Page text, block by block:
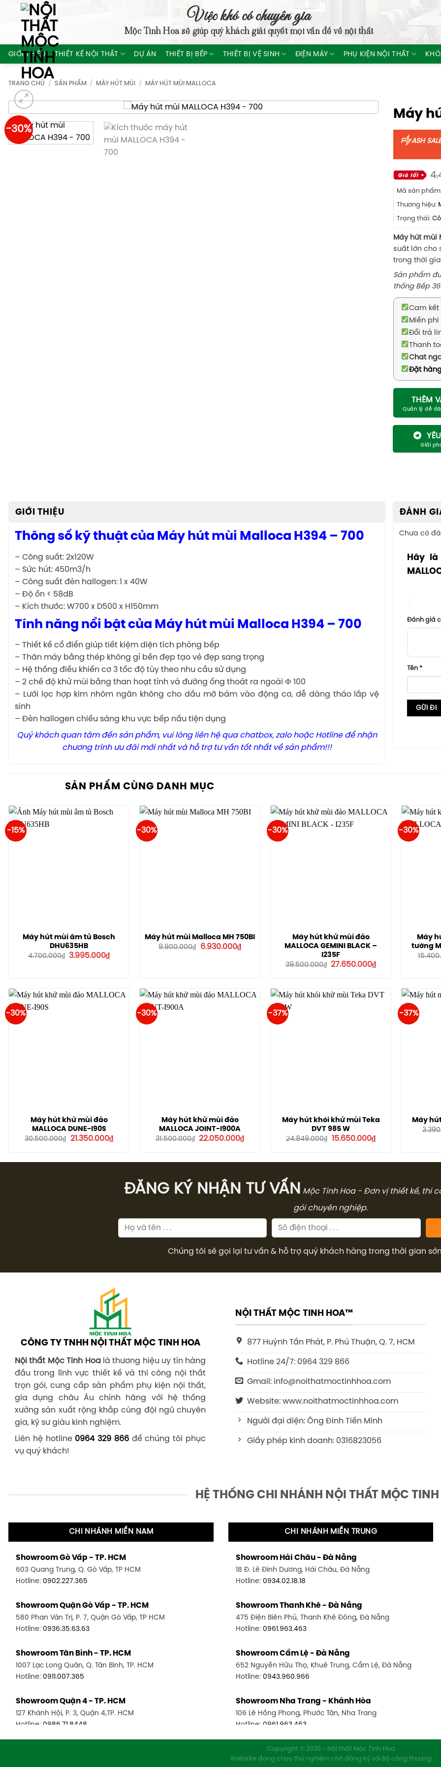
content
Việc khó có chuyên gia
Mộc Tinh Hoasẽ giúp quý khách giải quyết mọi vấn đề về nội thất
GIỚI THIỆU THIẾT KẾ NỘI THẤT DỰ ÁN THIẾT BỊ BẾP THIẾT BỊ VỆ SINH ĐIỆN MÁY PHỤ KIỆN NỘI THẤT
TRANG CHỦ / SẢN PHẨM / MÁY HÚT MÙI / MÁY HÚT MÙI MALLOCA
-30%
Máy
F ASH SALE
Mã sản phẩm:
Thương hiệu:
Trạng thái:
Máy hút mùi
suất lớn cho
trong thời
Sản phẩm
thống Bếp
Cam kết
Miễn
Đổi trả
Thanh
Chat
Đặt
THÊM
GIỚI THIỆU
Thông số kỹ thuật của Máy hút mùi Malloca H394 – 700
– Công suất: 2x120W
– Sức hút: 450m3/h
– Công suất đèn hallogen: 1 x 40W
– Độ ồn < 58dB
– Kích thước: W700 x D500 x H150mm
Tính năng nổi bật của Máy hút mùi Malloca H394 – 700
– Thiết kế cổ điển giúp tiết kiệm diện tích phòng bếp
– Thân máy bằng thép không gỉ bền đẹp tạo vẻ đẹp sang trọng
– Hệ thống điều khiển cơ 3 tốc độ tùy theo nhu cầu sử dụng
– 2 chế độ khử mùi bằng than hoạt tính và đường ống thoát ra ngoài Ф 100
– Lưới lọc hợp kim nhôm ngăn không cho dầu mỡ bám vào động cơ, dễ dàng tháo lắp vệ
sinh
– Đèn hallogen chiếu sáng khu vực bếp nấu tiện dụng
Quý khách quan tâm đến sản phẩm, vui lòng liên hệ qua chatbox, zalo hoặc Hotline để nhận
chương trình ưu đãi mới nhất và hỗ trợ tư vấn tốt nhất về sản phẩm!!!
ĐÁNH
Chưa có
Hãy
Đánh giá
Tên*
SẢN PHẨM CÙNG DANH MỤC
-15%
Máy hút mùi âm tủ Bosch
DHU635HB
4.700.000₫ Giá
3.995.000₫Giá
hiện
-30%
Máy hút mùi Malloca MH 750BI
9.900.000₫
Giá
6.930.000₫Giá
hiện
-30%
Máy hút khử mùi đảo
MALLOCA GEMINI BLACK –
I235F
39.500.000₫ Giá
27.650.000₫Giá
hiện
27.650.000₫.
-30%
Máy
tường
-30%
Máy hút khử mùi đảo
MALLOCA DUNE-I90S
30.500.000₫
Giá
21.350.000₫Giá
hiện
-30%
Máy hút khử mùi đảo
MALLOCA JOINT-I900A
31.500.000₫ Giá
22.050.000₫Giá
hiện
-37%
Máy hút khói khử mùi Teka
DVT 985 W
24.849.000₫ Giá
15.650.000₫Giá
hiện
-37%
Máy
ĐĂNG KÝ NHẬN TƯ VẤN Mộc Tinh Hoa - Đơn vị thiết kế, thi
gói chuyên nghiệp.
Chúng tôi sẽ gọi lại tư vấn & hỗ trợ quý khách hàng trong thời gian
CÔNG TY TNHH NỘI THẤT MỘC TINH HOA
Nội thất Mộc Tinh Hoalà thương hiệu uy tín hàng
đầu trong lĩnh vực thiết kế và thi công nội thất
trọn gói, cung cấp sản phẩm phụ kiện nội thất,
gia dụng châu Âu chính hãng với hệ thống
xưởng sản xuất rộng khắp cùng đội ngũ chuyên
gia, kỹ sư giàu kinh nghiệm.
Liên hệ hotline 0964 329 866để chúng tôi phục
vụ quý khách!
NỘI THẤT MỘC TINH HOA™
877 Huỳnh Tấn Phát, P. Phú Thuận, Q. 7, HCM
Hotline 24/7: 0964 329 866
Gmail: info@noithatmoctinhhoa.com
Website: www.noithatmoctinhhoa.com
Người đại diện: Ông Đinh Tiến Minh
Giấy phép kinh doanh: 0316823056
HỆ THỐNG CHI NHÁNH NỘI THẤT MỘC
CHI NHÁNH MIỀN NAM
Showroom Gò Vấp - TP. HCM
603 Quang Trung, Q. Gò Vấp, TP HCM
Hotline: 0902.227.365
Showroom Quận Gò Vấp - TP. HCM
580 Phan Văn Trị, P. 7, Quận Gò Vấp, TP HCM
Hotline: 0936.35.63.63
Showroom Tân Bình - TP. HCM
1007 Lạc Long Quân, Q. Tân Bình, TP. HCM
Hotline: 0911.007.365
Showroom Quận 4 - TP. HCM
127 Khánh Hội, P. 3, Quận 4,TP. HCM
Hotline: 0986.71.8448
CHI NHÁNH MIỀN TRUNG
Showroom Hải Châu - Đà Nẵng
18 Đ. Lê Đình Dương, Hải Châu, Đà Nẵng
Hotline: 0934.02.18.18
Showroom Thanh Khê - Đà Nẵng
475 Điện Biên Phủ, Thanh Khê Đông, Đà Nẵng
Hotline: 0961.963.463
Showroom Cẩm Lệ - Đà Nẵng
652 Nguyễn Hữu Thọ, Khuê Trung, Cẩm Lệ, Đà Nẵng
Hotline: 0943.960.966
Showroom Nha Trang - Khánh Hòa
106 Lê Hồng Phong, Phước Tân, Nha Trang
Hotline: 0961.963.463
Showroom Vinh - Nghệ An
27-29 Nguyễn Sỹ Sách, Hưng Bình, TP Vinh, Nghệ An
Copyright © 2026 - Nội thất Mộc Tinh Hoa
Website đang chạy thử nghiệm chờ đăng ký với Bộ công thương